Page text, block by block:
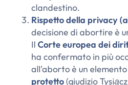
clandestino.
Rispetto della privacy
decisione di abortire è
Il Corte europea dei
ha confermato in più
all'aborto è un elemento
protetto(giudizio